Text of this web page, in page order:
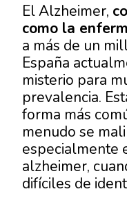
El Alzheimer,
como la
a más de un
España
misterio para
prevalencia.
forma más
menudo se
especialmente
alzheimer,
difíciles de